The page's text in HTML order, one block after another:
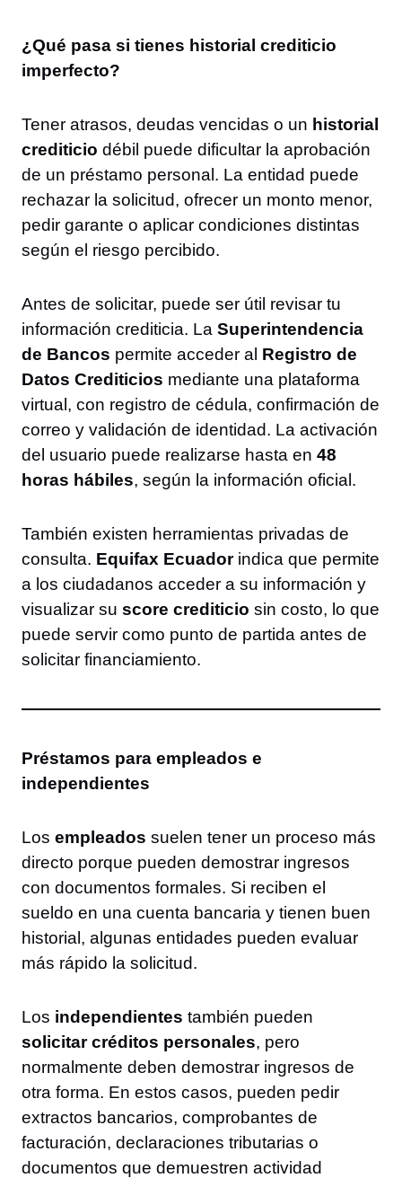
¿Qué pasa si tienes historial crediticio
imperfecto?
Tener atrasos, deudas vencidas o un historial
crediticio débil puede dificultar la aprobación
de un préstamo personal. La entidad puede
rechazar la solicitud, ofrecer un monto menor,
pedir garante o aplicar condiciones distintas
según el riesgo percibido.
Antes de solicitar, puede ser útil revisar tu
información crediticia. La Superintendencia
de Bancos permite acceder al Registro de
Datos Crediticios mediante una plataforma
virtual, con registro de cédula, confirmación de
correo y validación de identidad. La activación
del usuario puede realizarse hasta en 48
horas hábiles, según la información oficial.
También existen herramientas privadas de
consulta. Equifax Ecuadorindica que permite
a los ciudadanos acceder a su información y
visualizar su score crediticio sin costo, lo que
puede servir como punto de partida antes de
solicitar financiamiento.
Préstamos para empleados e
independientes
Los empleados suelen tener un proceso más
directo porque pueden demostrar ingresos
con documentos formales. Si reciben el
sueldo en una cuenta bancaria y tienen buen
historial, algunas entidades pueden evaluar
más rápido la solicitud.
Los independientes también pueden
solicitar créditos personales, pero
normalmente deben demostrar ingresos de
otra forma. En estos casos, pueden pedir
extractos bancarios, comprobantes de
facturación, declaraciones tributarias o
documentos que demuestren actividad